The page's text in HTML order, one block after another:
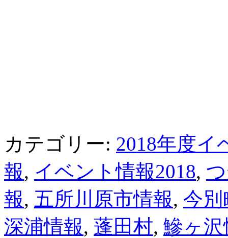
カテゴリー: 2018年度イ
報, イベント情報2018,
報, 五所川原市情報, 今
深浦情報, 蓬田村, 鰺ヶ